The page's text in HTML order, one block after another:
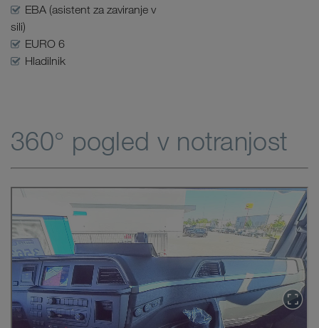
EBA (asistent za zaviranje v
sili)
EURO 6
Hladilnik
360° pogled v notranjost